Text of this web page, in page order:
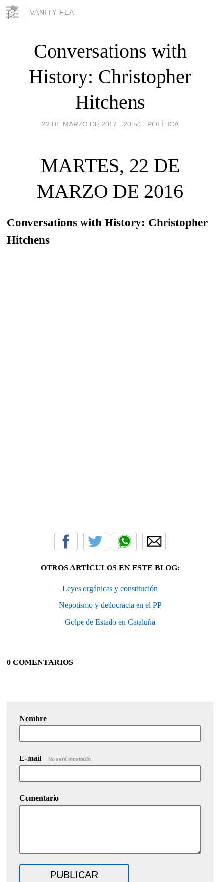
VANITY FEA
Conversations with
History: Christopher
Hitchens
22 DE MARZO DE 2017 - 20:50 - POLÍTICA
MARTES, 22 DE
MARZO DE 2016
Conversations with History: Christopher
Hitchens
OTROS ARTÍCULOS EN ESTE BLOG:
Leyes orgánicas y constitución
Nepotismo y dedocracia en el PP
Golpe de Estado en Cataluña
0 COMENTARIOS
Nombre
E-mail No será mostrado.
Comentario